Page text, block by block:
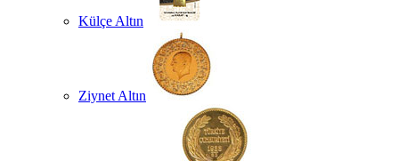
Külçe Altın
Ziynet Altın